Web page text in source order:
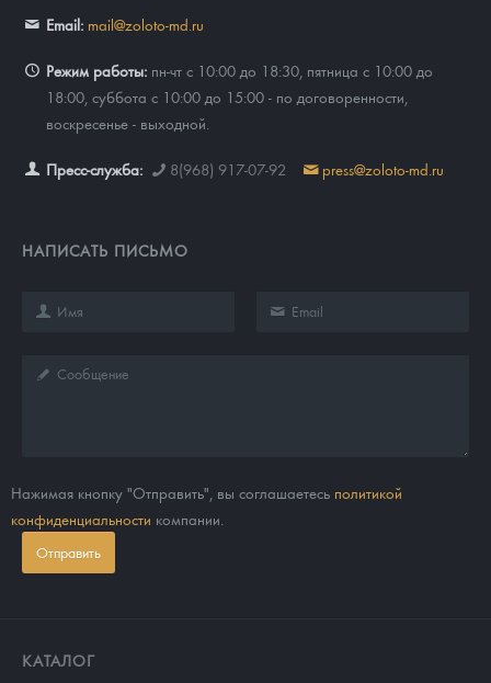
Email: mail@zoloto-md.ru
Режим работы: пн-чт с 10:00 до 18:30, пятница с 10:00 до
18:00, суббота с 10:00 до 15:00 - по договоренности,
воскресенье - выходной.
Пресс-служба: 8(968) 917-07-92 press@zoloto-md.ru
НАПИСАТЬ ПИСЬМО
Нажимая кнопку "Отправить", вы соглашаетесь политикой
конфиденциальности компании.
Отправить
КАТАЛОГ